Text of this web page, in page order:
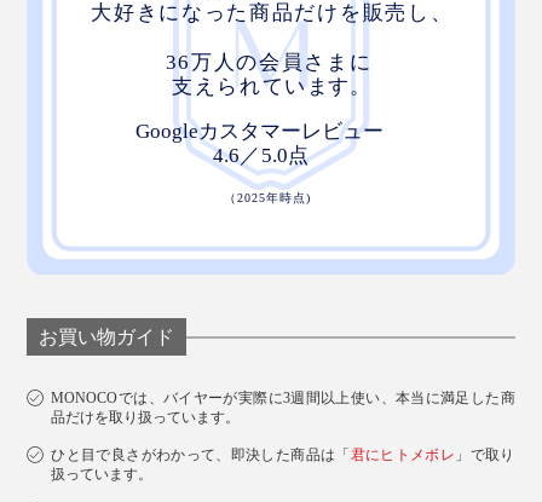
お買い物ガイド
MONOCOでは、バイヤーが実際に3週間以上使い、本当に満足した商
品だけを取り扱っています。
ひと目で良さがわかって、即決した商品は「 君にヒトメボレ 」で取り
扱っています。